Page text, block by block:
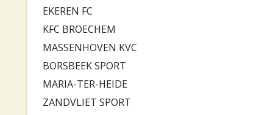
EKEREN FC
KFC BROECHEM
MASSENHOVEN KVC
BORSBEEK SPORT
MARIA-TER-HEIDE
ZANDVLIET SPORT